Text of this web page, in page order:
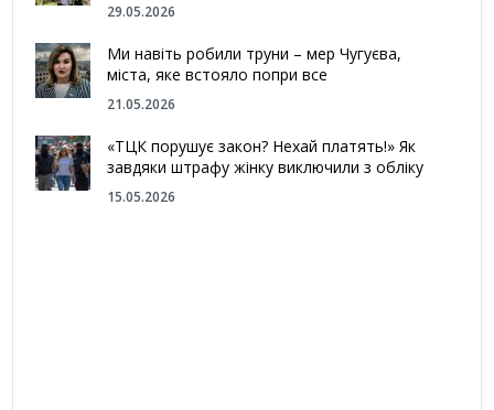
29.05.2026
Ми навіть робили труни – мер Чугуєва,
міста, яке встояло попри все
21.05.2026
«ТЦК порушує закон? Нехай платять!» Як
завдяки штрафу жінку виключили з обліку
15.05.2026